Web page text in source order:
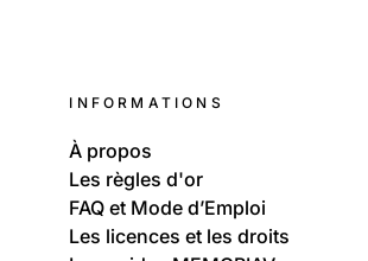
INFORMATIONS
À propos
Les règles d'or
FAQ et Mode d’Emploi
Les licences et les droits